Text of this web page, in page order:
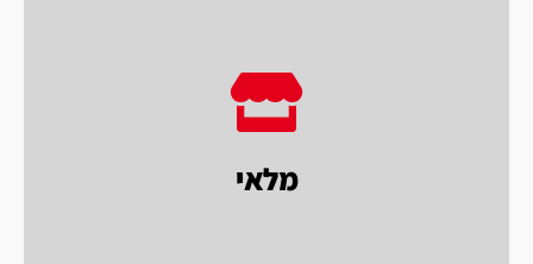
מלאי
מכונות וחומרי אריזה לאספקה מידית, במטרה
לתת מענה מהיר ללקוחותינו.